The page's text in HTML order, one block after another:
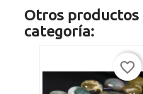
Otros productos
categoría:
favorite_border